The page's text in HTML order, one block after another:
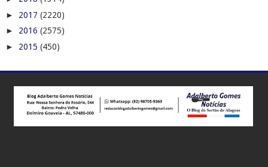
► 2017 (2220)
► 2016 (2575)
► 2015 (450)